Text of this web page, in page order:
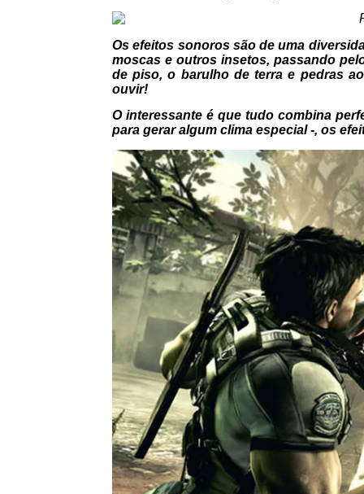
Os efeitos sonoros são de uma
moscas e outros insetos, passando
de piso, o barulho de terra e pedras
ouvir!
O interessante é que tudo combina
para gerar algum clima especial -, os